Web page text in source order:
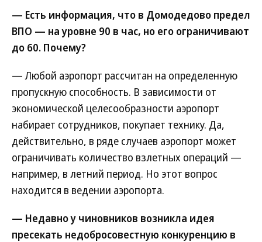
— Есть информация, что в Домодедово предел
ВПО — на уровне 90 в час, но его ограничивают
до 60. Почему?
— Любой аэропорт рассчитан на определенную
пропускную способность. В зависимости от
экономической целесообразности аэропорт
набирает сотрудников, покупает технику. Да,
действительно, в ряде случаев аэропорт может
ограничивать количество взлетных операций —
например, в летний период. Но этот вопрос
находится в ведении аэропорта.
— Недавно у чиновников возникла идея
пресекать недобросовестную конкуренцию в